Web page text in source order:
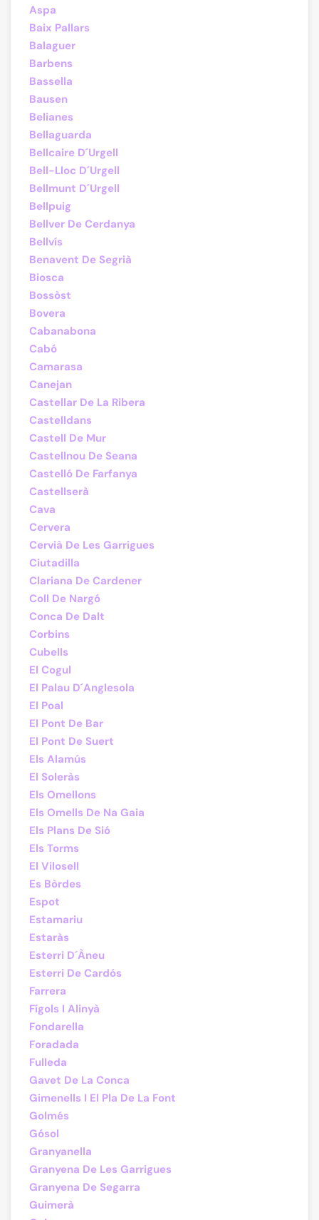
Aspa
Baix Pallars
Balaguer
Barbens
Bassella
Bausen
Belianes
Bellaguarda
Bellcaire D´Urgell
Bell-Lloc D´Urgell
Bellmunt D´Urgell
Bellpuig
Bellver De Cerdanya
Bellvís
Benavent De Segrià
Biosca
Bossòst
Bovera
Cabanabona
Cabó
Camarasa
Canejan
Castellar De La Ribera
Castelldans
Castell De Mur
Castellnou De Seana
Castelló De Farfanya
Castellserà
Cava
Cervera
Cervià De Les Garrigues
Ciutadilla
Clariana De Cardener
Coll De Nargó
Conca De Dalt
Corbins
Cubells
El Cogul
El Palau D´Anglesola
El Poal
El Pont De Bar
El Pont De Suert
Els Alamús
El Soleràs
Els Omellons
Els Omells De Na Gaia
Els Plans De Sió
Els Torms
El Vilosell
Es Bòrdes
Espot
Estamariu
Estaràs
Esterri D´Àneu
Esterri De Cardós
Farrera
Fígols I Alinyà
Fondarella
Foradada
Fulleda
Gavet De La Conca
Gimenells I El Pla De La Font
Golmés
Gósol
Granyanella
Granyena De Les Garrigues
Granyena De Segarra
Guimerà